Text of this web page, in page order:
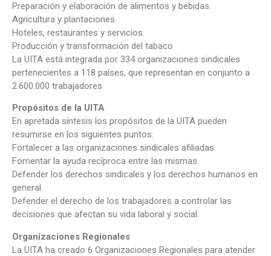
Preparación y elaboración de alimentos y bebidas.
Agricultura y plantaciones.
Hoteles, restaurantes y servicios.
Producción y transformación del tabaco
La UITA está integrada por 334 organizaciones sindicales
pertenecientes a 118 países, que representan en conjunto a
2.600.000 trabajadores
Propósitos de la UITA
En apretada síntesis los propósitos de la UITA pueden
resumirse en los siguientes puntos:
Fortalecer a las organizaciones sindicales afiliadas.
Fomentar la ayuda recíproca entre las mismas.
Defender los derechos sindicales y los derechos humanos en
general.
Defender el derecho de los trabajadores a controlar las
decisiones que afectan su vida laboral y social.
Organizaciones Regionales
La UITA ha creado 6 Organizaciones Regionales para atender